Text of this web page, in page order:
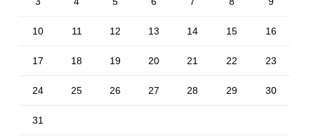
10 11 12 13 14 15 16
17 18 19 20 21 22 23
24 25 26 27 28 29 30
31